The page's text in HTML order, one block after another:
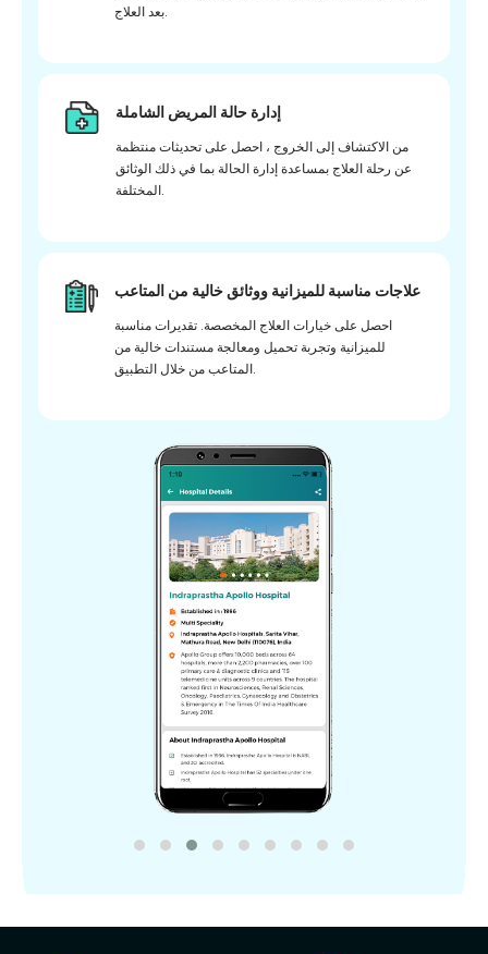
بعد العلاج.
إدارة حالة المريض الشاملة
من الاكتشاف إلى الخروج ، احصل على تحديثات منتظمة
عن رحلة العلاج بمساعدة إدارة الحالة بما في ذلك الوثائق
المختلفة.
علاجات مناسبة للميزانية ووثائق خالية من المتاعب
احصل على خيارات العلاج المخصصة. تقديرات مناسبة
للميزانية وتجربة تحميل ومعالجة مستندات خالية من
المتاعب من خلال التطبيق.